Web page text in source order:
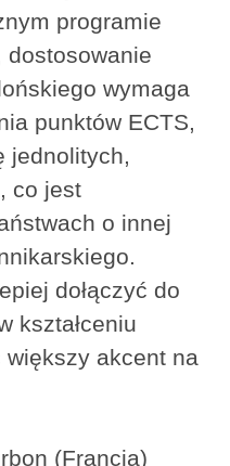
programie
dostosowanie
wymaga
punktów ECTS,
jednolitych,
co jest
o innej
dołączyć do
kształceniu
większy akcent na
(Francja)